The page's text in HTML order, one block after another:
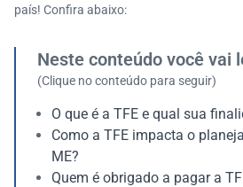
país! Confira abaixo:
Neste conteúdo você vai
(Clique no conteúdo para seguir)
O que é a TFE e qual sua
Como a TFE impacta o
ME?
Quem é obrigado a pagar a